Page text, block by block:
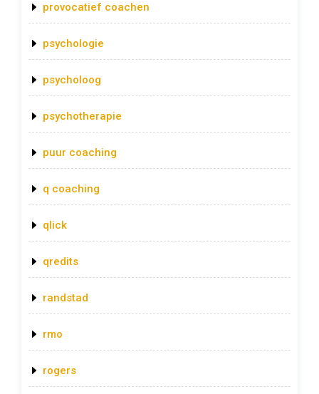
provocatief coachen
psychologie
psycholoog
psychotherapie
puur coaching
q coaching
qlick
qredits
randstad
rmo
rogers